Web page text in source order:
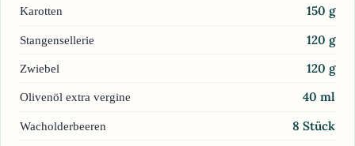
Karotten 150 g
Stangensellerie 120 g
Zwiebel 120 g
Olivenöl extra vergine 40 ml
Wacholderbeeren 8 Stück